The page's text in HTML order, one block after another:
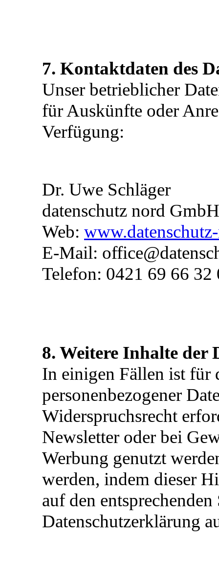
7. Kontaktdaten des
Unser betrieblicher
für Auskünfte oder
Verfügung:
Dr. Uwe Schläger
datenschutz nord GmbH
Web:
E-Mail:
Telefon: 0421 69 66 32
8. Weitere Inhalte der
In einigen Fällen ist für
personenbezogener
Widerspruchsrecht
Newsletter oder bei
Werbung genutzt
werden, indem dieser
auf den
Datenschutzerklärung